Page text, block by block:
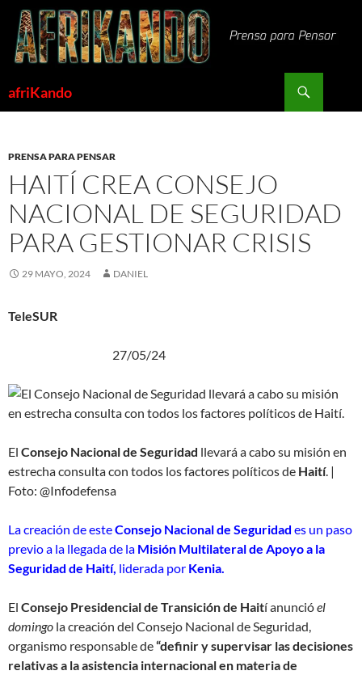
Saltar
contenido
afriKando
PRENSA PARA PENSAR
HAITÍ CREA CONSEJO
NACIONAL DE SEGURIDAD
PARA GESTIONAR CRISIS
29 MAYO, 2024 DANIEL
TeleSUR
27/05/24
El Consejo Nacional de Seguridad llevará a cabo su misión en
estrecha consulta con todos los factores políticos de Haití. |
Foto: @Infodefensa
La creación de esteConsejo Nacional de Seguridad es un paso
previo a la llegada de la Misión Multilateral de Apoyo a la
Seguridad de Haití, liderada por Kenia.
El Consejo Presidencial de Transición de Haití anuncióel
domingo la creación del Consejo Nacional de Seguridad,
organismo responsable de“definir y supervisar las decisiones
relativas a la asistencia internacional en materia de